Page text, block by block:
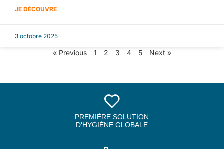
JE DÉCOUVRE
3 octobre 2025
« Previous 1 2 3 4 5 Next »
PREMIÈRE SOLUTION
D'HYGIÈNE GLOBALE